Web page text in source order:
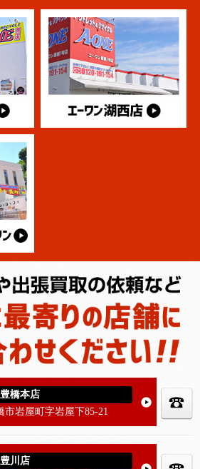
橋本店
市岩屋町字岩屋下85-21
川店